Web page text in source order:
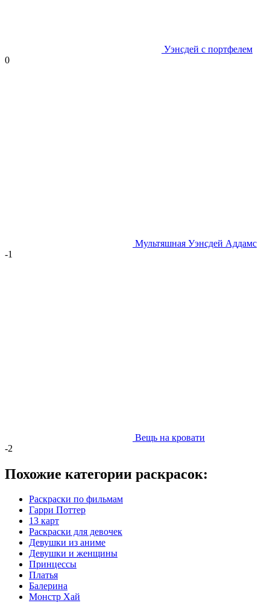
Уэнсдей с портфелем
0
Мультяшная Уэнсдей Аддамс
-1
Вещь на кровати
-2
Похожие категории раскрасок:
Раскраски по фильмам
Гарри Поттер
13 карт
Раскраски для девочек
Девушки из аниме
Девушки и женщины
Принцессы
Платья
Балерина
Монстр Хай